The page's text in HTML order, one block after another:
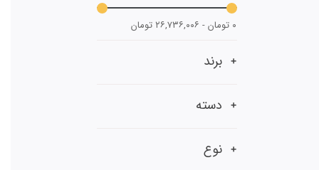
۰ تومان - ۲۶,۷۳۶,۰۰۶ تومان
برند
دسته
نوع